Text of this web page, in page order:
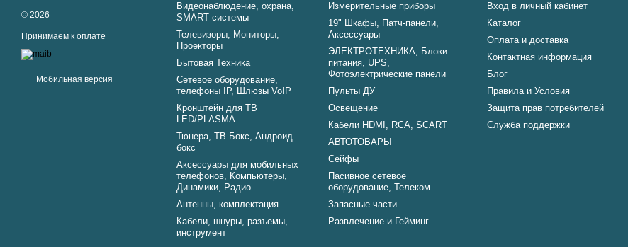
© 2026
Принимаем к оплате
Мобильная версия
Видеонаблюдение, охрана,
SMART системы
Телевизоры, Мониторы,
Проекторы
Бытовая Техника
Сетевое оборудование,
телефоны IP, Шлюзы VoIP
Кронштейн для ТВ
LED/PLASMA
Тюнера, ТВ Бокс, Андроид
бокс
Аксессуары для мобильных
телефонов, Компьютеры,
Динамики, Радио
Aнтенны, комплектация
Кабели, шнуры, разъемы,
инструмент
Измерительные приборы
19" Шкафы, Патч-панели,
Аксессуары
ЭЛЕКТРОТЕХНИКА, Блоки
питания, UPS,
Фотоэлектрические панели
Пульты ДУ
Освещение
Кабели HDMI, RCA, SCART
АВТОТОВАРЫ
Сейфы
Пасивное сетевое
оборудование, Телеком
Запасные части
Развлечение и Гейминг
Вход в личный кабинет
Каталог
Оплата и доставка
Контактная информация
Блог
Правила и Условия
Защита прав потребителей
Служба поддержки